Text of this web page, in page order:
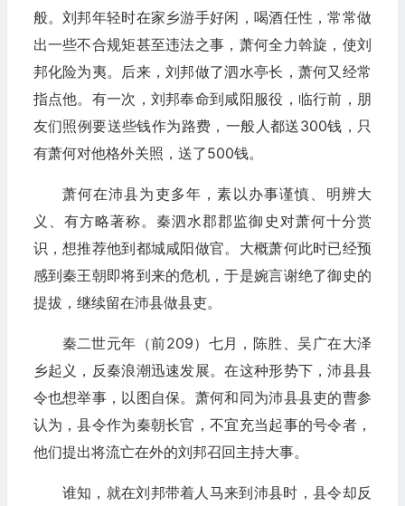
般。刘邦年轻时在家乡游手好闲，喝酒任性，常常做
出一些不合规矩甚至违法之事，萧何全力斡旋，使刘
邦化险为夷。后来，刘邦做了泗水亭长，萧何又经常
指点他。有一次，刘邦奉命到咸阳服役，临行前，朋
友们照例要送些钱作为路费，一般人都送300钱，只
有萧何对他格外关照，送了500钱。
萧何在沛县为吏多年，素以办事谨慎、明辨大
义、有方略著称。秦泗水郡郡监御史对萧何十分赏
识，想推荐他到都城咸阳做官。大概萧何此时已经预
感到秦王朝即将到来的危机，于是婉言谢绝了御史的
提拔，继续留在沛县做县吏。
秦二世元年（前209）七月，陈胜、吴广在大泽
乡起义，反秦浪潮迅速发展。在这种形势下，沛县县
令也想举事，以图自保。萧何和同为沛县县吏的曹参
认为，县令作为秦朝长官，不宜充当起事的号令者，
他们提出将流亡在外的刘邦召回主持大事。
谁知，就在刘邦带着人马来到沛县时，县令却反